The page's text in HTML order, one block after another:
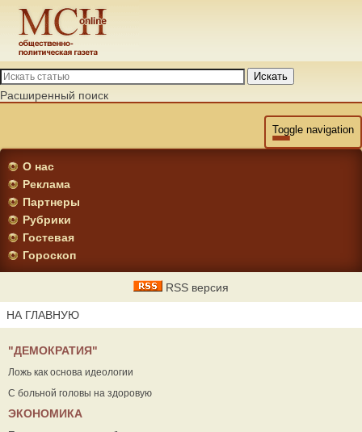
Искать
Расширенный поиск
Toggle navigation
О нас
Реклама
Партнеры
Рубрики
Гостевая
Гороскоп
RSS версия
НА ГЛАВНУЮ
"ДЕМОКРАТИЯ"
Ложь как основа идеологии
С больной головы на здоровую
ЭКОНОМИКА